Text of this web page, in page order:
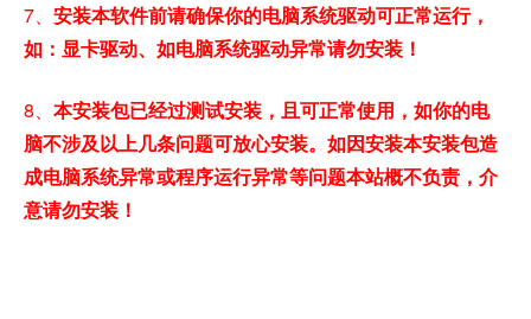
7、 安装本软件前请确保你的电脑系统驱动可正常运行，
如：显卡驱动、如电脑系统驱动异常请勿安装！
8、 本安装包已经过测试安装，且可正常使用，如你的电
脑不涉及以上几条问题可放心安装。如因安装本安装包造
成电脑系统异常或程序运行异常等问题本站概不负责，介
意请勿安装！